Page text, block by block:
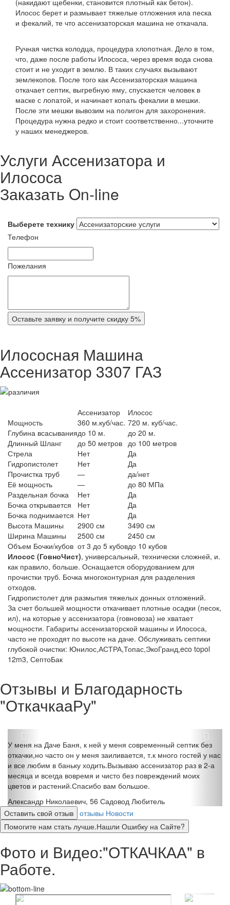
(накидают щебенки, становится плотный как бетон).
Илосос берет и размывает тяжелые отложения ила песка
и фекалий, те что ассенизаторская машина не откачала.
Ручная чистка колодца, процедура хлопотная. Дело в том,
что, даже после работы Илососа, через время вода снова
стоит и не уходит в землю. В таких случаях вызывают
землекопов. После того как Ассенизаторская машина
откачает септик, выгребную яму, спускается человек в
маске с лопатой, и начинает копать фекалии в мешки.
После эти мешки вывозим на полигон для захоронения.
Процедура нужна редко и стоит соответственно...уточните
у наших менеджеров.
Услуги Ассенизатора и
Илососа
Заказать On-line
Выберете технику
Телефон
Пожелания
Оставьте заявку и получите скидку 5%
Илососная Машина
Ассенизатор 3307 ГАЗ
Ассенизатор
Илосос
Мощность
360 м.куб/час. 720 м. куб/час.
Глубина всасываниядо 10 м.
до 20 м.
Длинный Шланг
до 50 метров до 100 метров
Стрела
Нет
Да
Гидропистолет
Нет
Да
Прочистка труб
—
да/нет
Её мощность
—
до 80 МПа
Раздельная бочка
Нет
Да
Бочка открывается
Нет
Да
Бочка поднимается Нет
Да
Высота Машины
2900 см
3490 см
Ширина Машины
2500 см
2450 см
Объем Бочки/кубов от 3 до 5 кубовдо 10 кубов
Илосоc (ГовноЧист), универсальный, технически сложней, и.
как правило, больше. Оснащается оборудованием для
прочистки труб. Бочка многоконтурная для разделения
отходов.
Гидропистолет для размытия тяжелых донных отложений.
За счет большей мощности откачивает плотные осадки (песок,
ил), на которые у ассенизатора (говновоза) не хватает
мощности. Габариты ассенизаторской машины и Илососа,
часто не проходят по высоте на даче. Обслуживать септики
глубокой очистки: Юнилос,АСТРА,Топас,ЭкоГранд,eco topol
12m3, СептоБак
Отзывы и Благодарность
"ОткачкааРу"
У меня на Даче Баня, к ней у меня современный септик без
откачки,но часто он у меня заиливается, т.к много гостей у нас
и все любим в баньку ходить.Вызываю ассенизатор раз в 2-а
месяца и всегда вовремя и чисто без повреждений моих
цветов и растений.Спасибо вам большое.
Александр Николаевич, 56 Садовод Любитель
Оставить свой отзыв отзывы Новости
Помогите нам стать лучше.Нашли Ошибку на Сайте?
Фото и Видео:"ОТКАЧКАА" в
Работе.